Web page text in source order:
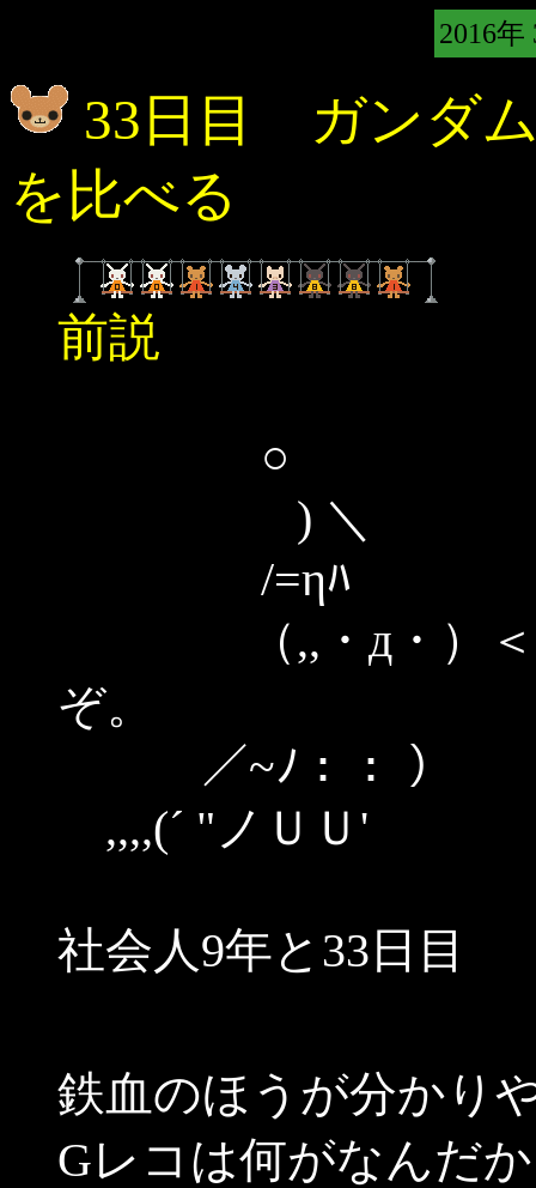
2016年
33日目 ガンダ
を比べる
前説
○
) ＼
/=ηﾊ
（,,・д・）＜で
ぞ。
／~ﾉ：：
,,,,(´ "ノＵＵ'
社会人9年と33日目
鉄血のほうが分かり
Gレコは何がなんだ